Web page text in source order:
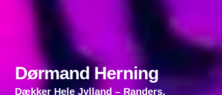
Dørmand Herning
Dækker Hele Jylland – Randers,